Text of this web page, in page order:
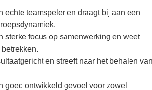
echte teamspeler en draagt bij aan een
sterke focus op samenwerking en weet
en streeft naar het behalen van
goed ontwikkeld gevoel voor zowel